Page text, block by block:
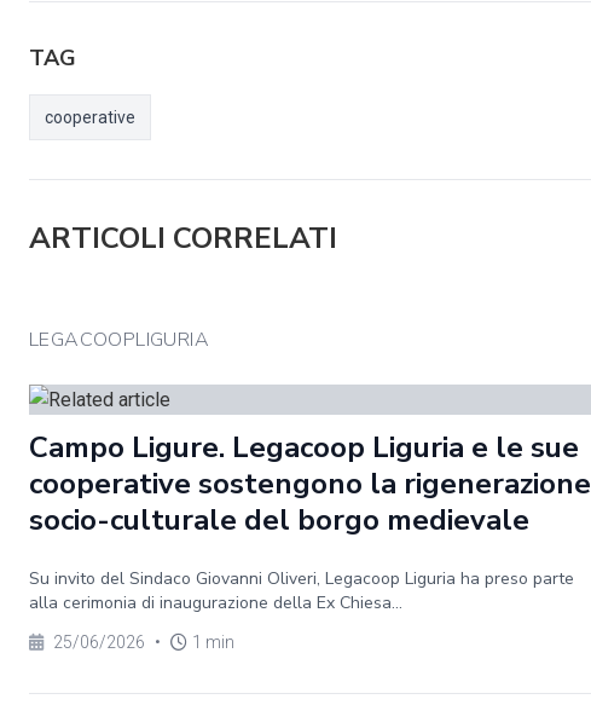
TAG
cooperative
ARTICOLI CORRELATI
LEGACOOPLIGURIA
Campo Ligure. Legacoop Liguria e le sue
cooperative sostengono la rigenerazione
socio-culturale del borgo medievale
Su invito del Sindaco Giovanni Oliveri, Legacoop Liguria ha preso parte
alla cerimonia di inaugurazione della Ex Chiesa...
25/06/2026 • 1 min